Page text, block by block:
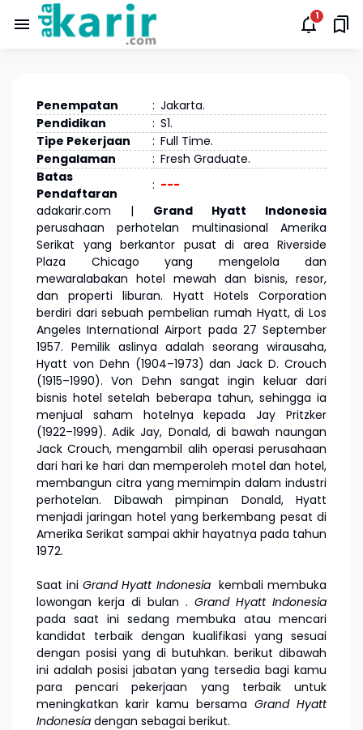
Penempatan : Jakarta.
Pendidikan
: S1.
Tipe Pekerjaan
: Full Time.
Pengalaman
: Fresh Graduate.
Batas
Pendaftaran
: ---
adakarir.com | Grand Hyatt Indonesia
perusahaan perhotelan multinasional Amerika
Serikat yang berkantor pusat di area Riverside
Plaza Chicago yang mengelola dan
mewaralabakan hotel mewah dan bisnis, resor,
dan properti liburan. Hyatt Hotels Corporation
berdiri dari sebuah pembelian rumah Hyatt, di Los
Angeles International Airport pada 27 September
1957. Pemilik aslinya adalah seorang wirausaha,
Hyatt von Dehn (1904–1973) dan Jack D. Crouch
(1915–1990). Von Dehn sangat ingin keluar dari
bisnis hotel setelah beberapa tahun, sehingga ia
menjual saham hotelnya kepada Jay Pritzker
(1922–1999). Adik Jay, Donald, di bawah naungan
Jack Crouch, mengambil alih operasi perusahaan
dari hari ke hari dan memperoleh motel dan hotel,
membangun citra yang memimpin dalam industri
perhotelan. Dibawah pimpinan Donald, Hyatt
menjadi jaringan hotel yang berkembang pesat di
Amerika Serikat sampai akhir hayatnya pada tahun
1972.
Saat iniGrand Hyatt Indonesia kembali membuka
lowongan kerja di bulan . Grand Hyatt Indonesia
pada saat ini sedang membuka atau mencari
kandidat terbaik dengan kualifikasi yang sesuai
dengan posisi yang di butuhkan. berikut dibawah
ini adalah posisi jabatan yang tersedia bagi kamu
para pencari pekerjaan yang terbaik untuk
meningkatkan karir kamu bersama Grand Hyatt
Indonesia dengan sebagai berikut.